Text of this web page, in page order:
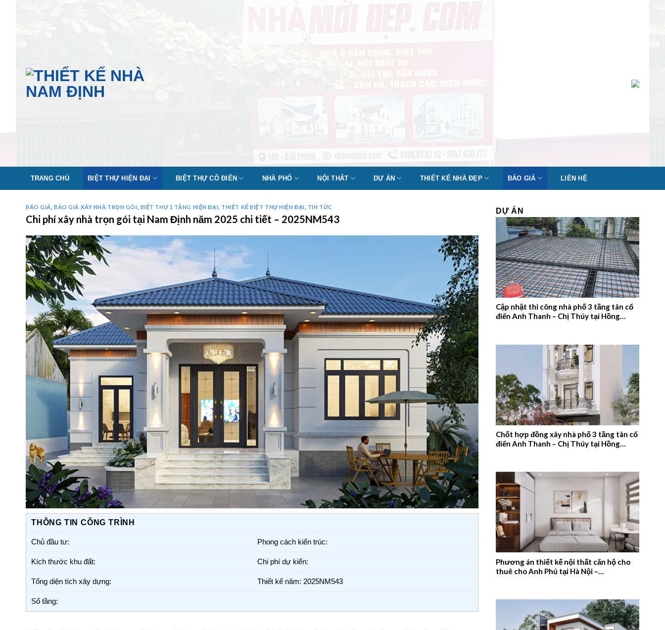
TRANG CHỦ BIỆT THỰ HIỆN ĐẠI BIỆT THỰ CỔ ĐIỂN NHÀ PHỐ NỘI THẤT DỰ ÁN THIẾT KẾ NHÀ ĐẸP BÁO GIÁ LIÊN HỆ
BÁO GIÁ ,BÁO GIÁ XÂY NHÀ TRỌN GÓI BIỆT THỰ 1 TẦNG HIỆN ĐẠI THIẾT KẾ BIỆT THỰ HIỆN ĐẠI TIN TỨC
Chi phí xây nhà trọn gói tại Nam Định năm 2025 chi tiết – 2025NM543
THÔNG TIN CÔNG TRÌNH
Chủ đầu tư: Phong cách kiến trúc:
Kích thước khu đất: Chi phí dự kiến:
Tổng diện tích xây dựng: Thiết kế năm: 2025NM543
Số tầng:
DỰ ÁN
Cập nhật thi công nhà phố 3 tầng tân cổ
điển Anh Thanh – Chị Thúy tại Hồng
Chốt hợp đồng xây nhà phố 3 tầng tân cổ
điển Anh Thanh – Chị Thúy tại Hồng
Phương án thiết kế nội thất căn hộ cho
thuê cho Anh Phú tại Hà Nội –